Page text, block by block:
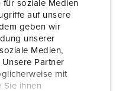
für soziale Medien
auf unsere
geben wir
unserer
Medien,
Partner
mit
Sie ihnen
Xtension 8200
Xtension 8200